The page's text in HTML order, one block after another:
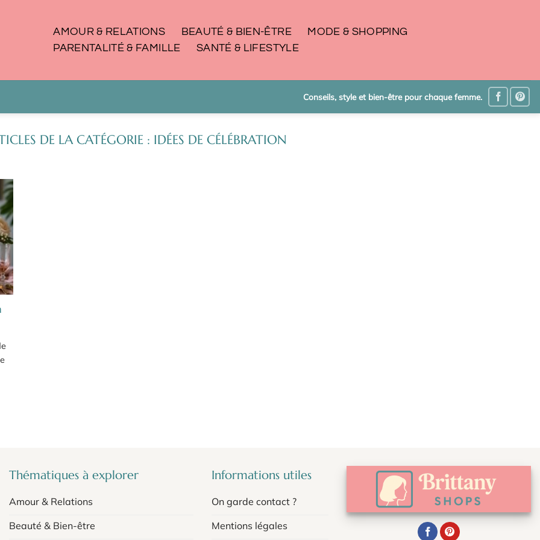
AMOUR & RELATIONS BEAUTÉ & BIEN-ÊTRE
MODE & SHOPPING
PARENTALITÉ & FAMILLE
SANTÉ & LIFESTYLE
Conseils, style et bien-être pour chaque femme.
IDÉES DE CÉLÉBRATION
Thématiques à explorer
Amour & Relations
Beauté & Bien-être
Informations utiles
On garde contact ?
Mentions légales